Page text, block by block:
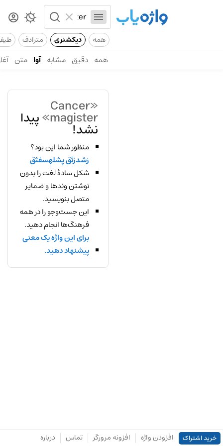
همه دیکشنری مترادف
همه دقیق مشابه آوا متن
«Cancer
magister» پیدا
نشد!
منظور شما این بود؟
زشدزثق پشلهسفثق
شکل سادهٔ لغت را بدون
نوشتن وندها و ضمایر
متصل بنویسید.
این جست‌وجو را در همه
فرهنگ‌ها انجام دهید.
برای این واژه یک معنی
پیشنهاد دهید.
خرید اشتراک افزودن واژه افزونه مرورگر تماس درباره